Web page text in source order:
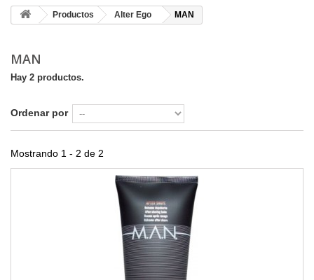
Productos Alter Ego MAN
MAN
Hay 2 productos.
Ordenar por
Mostrando 1 - 2 de 2